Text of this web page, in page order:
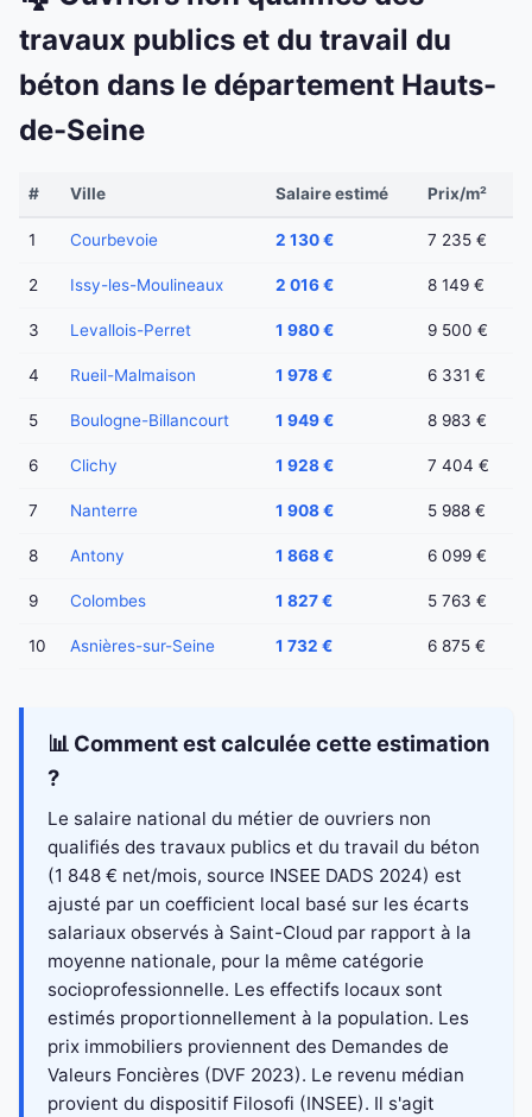
travaux publics et du travail du
béton dans le département Hauts-
de-Seine
# Ville Salaire estimé Prix/m²
1 Courbevoie 2 130 € 7 235 €
2 Issy-les-Moulineaux 2 016 € 8 149 €
3 Levallois-Perret 1 980 € 9 500 €
4 Rueil-Malmaison 1 978 € 6 331 €
5 Boulogne-Billancourt 1 949 € 8 983 €
6 Clichy 1 928 € 7 404 €
7 Nanterre 1 908 € 5 988 €
8 Antony 1 868 € 6 099 €
9 Colombes 1 827 € 5 763 €
10 Asnières-sur-Seine 1 732 € 6 875 €
📊 Comment est calculée cette estimation
?
Le salaire national du métier de ouvriers non
qualifiés des travaux publics et du travail du béton
(1 848 € net/mois, source INSEE DADS 2024) est
ajusté par un coefficient local basé sur les écarts
salariaux observés à Saint-Cloud par rapport à la
moyenne nationale, pour la même catégorie
socioprofessionnelle. Les effectifs locaux sont
estimés proportionnellement à la population. Les
prix immobiliers proviennent des Demandes de
Valeurs Foncières (DVF 2023). Le revenu médian
provient du dispositif Filosofi (INSEE). Il s'agit